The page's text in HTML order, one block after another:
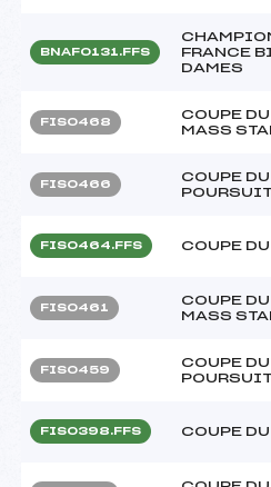
BNAF0131.FFS
FRANCE
DAMES
FIS0468
COUPE
MASS
FIS0466
COUPE
FIS0464.FFS COUPE
FIS0461
COUPE
MASS
FIS0459
COUPE
FIS0398.FFS COUPE